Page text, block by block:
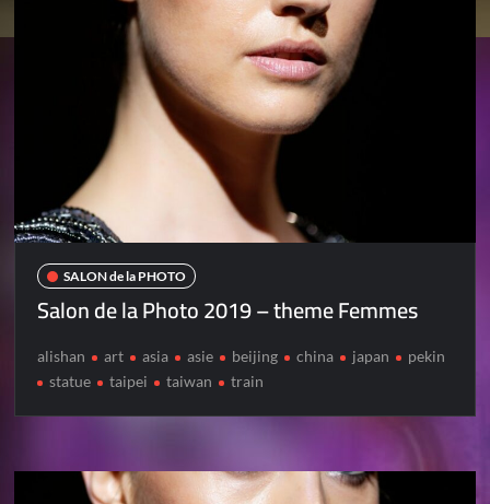
SALON de la PHOTO
Salon de la Photo 2019 – theme Femmes
alishan art asia asie beijing china japan
pekin
statue
taipei taiwan train